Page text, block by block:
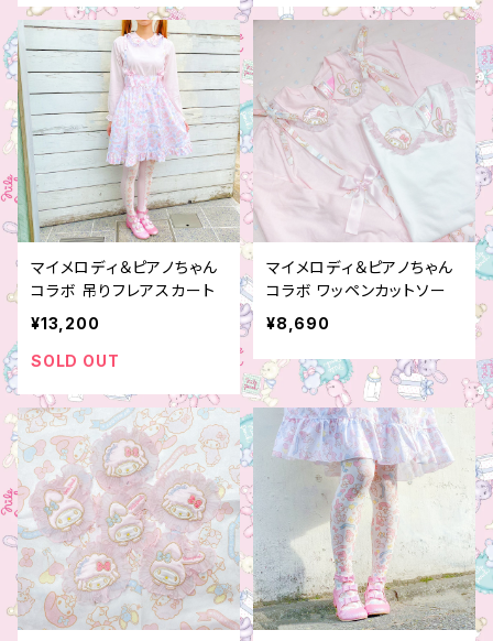
マイメロディ＆ピアノちゃん
コラボ 吊りフレアスカート
¥13,200
SOLD OUT
マイメロディ＆ピアノちゃん
コラボ ワッペンカットソー
¥8,690